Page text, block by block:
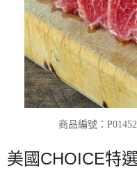
商品編號：
美國CHOICE特